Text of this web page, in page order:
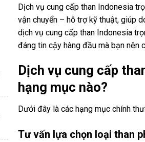
Dịch vụ cung cấp than Indonesia
vận chuyển – hỗ trợ kỹ thuật, giúp
dịch vụ cung cấp than Indonesia
đáng tin cậy hàng đầu mà bạn nên
Dịch vụ cung cấp
hạng mục nào?
Dưới đây là các hạng mục chính
Tư vấn lựa chọn loại than